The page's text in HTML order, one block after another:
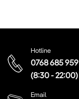
Hotline
0768 685 959
(8:30 - 22:00)
Email